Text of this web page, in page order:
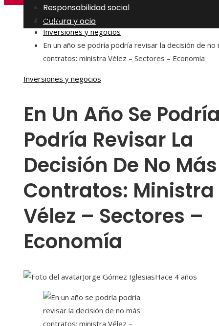
Responsabilidad social
Cultura y ocio
Inicio
Inversiones y negocios
En un año se podría podría revisar la decisión de no
contratos: ministra Vélez – Sectores – Economía
Inversiones y negocios
En Un Año Se
Podría Revisar La
Decisión De No Más
Contratos: Ministra
Vélez – Sectores –
Economía
Jorge Gómez IglesiasHace 4 años